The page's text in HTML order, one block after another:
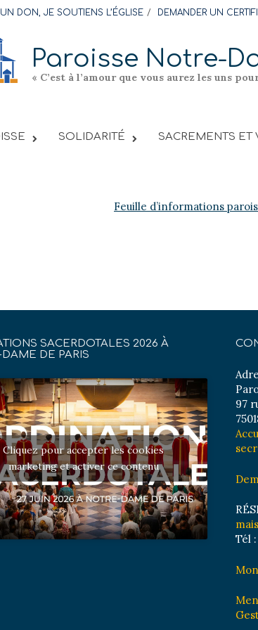
DON, JE SOUTIENS L’ÉGLISE DEMANDER UN
Paroisse Notre-
« C’est à l’amour que vous aurez les uns
SOLIDARITÉ SACREMENTS ET
Feuille d’informations
SACERDOTALES 2026 À
DE PARIS
Cliquez pour accepter les cookies
marketing et activer ce contenu
97
Tél